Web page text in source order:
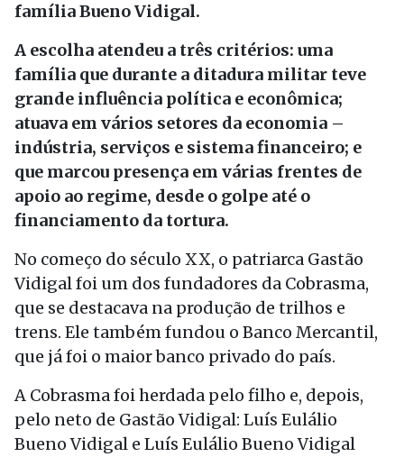
família Bueno Vidigal.
A escolha atendeu a três critérios: uma
família que durante a ditadura militar teve
grande influência política e econômica;
atuava em vários setores da economia –
indústria, serviços e sistema financeiro; e
que marcou presença em várias frentes de
apoio ao regime, desde o golpe até o
financiamento da tortura.
No começo do século XX, o patriarca Gastão
Vidigal foi um dos fundadores da Cobrasma,
que se destacava na produção de trilhos e
trens. Ele também fundou o Banco Mercantil,
que já foi o maior banco privado do país.
A Cobrasma foi herdada pelo filho e, depois,
pelo neto de Gastão Vidigal: Luís Eulálio
Bueno Vidigal e Luís Eulálio Bueno Vidigal